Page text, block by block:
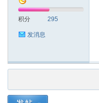
积分 295
发消息